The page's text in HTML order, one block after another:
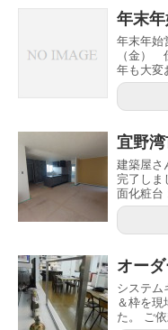
年末
年末年始
（金）
年も大変
宜野
建築屋さ
完了しま
面化粧台
オー
システム
＆枠を現
た。 ご